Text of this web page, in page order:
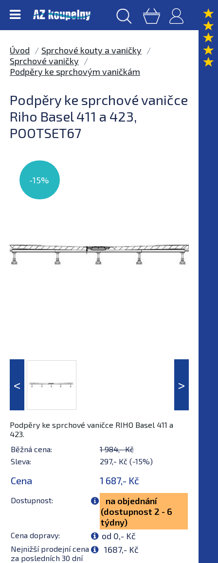
Úvod
Sprchové kouty a vaničky
Sprchové vaničky
Podpěry ke sprchovým vaničkám
Podpěry ke sprchové vaničce
Riho Basel 411 a 423,
POOTSET67
-15%
Podpěry ke sprchové vaničce RIHO Basel 411 a
423.
Běžná cena:
1 984,- Kč
Sleva:
297,- Kč (-15%)
Cena 1 687,- Kč
Dostupnost:
na objednání
(dostupnost 2 - 6
týdny)
Cena dopravy: od 0,- Kč
Nejnižší prodejní cena
za posledních 30 dní
1687,- Kč